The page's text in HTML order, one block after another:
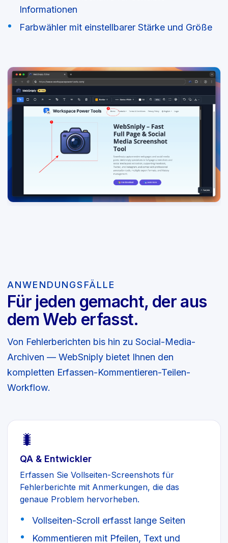
Informationen
Farbwähler mit einstellbarer Stärke und Größe
ANWENDUNGSFÄLLE
Für jeden gemacht, der aus
dem Web erfasst.
Von Fehlerberichten bis hin zu Social-Media-
Archiven — WebSniply bietet Ihnen den
kompletten Erfassen-Kommentieren-Teilen-
Workflow.
🐛
QA & Entwickler
Erfassen Sie Vollseiten-Screenshots für
Fehlerberichte mit Anmerkungen, die das
genaue Problem hervorheben.
Vollseiten-Scroll erfasst lange Seiten
Kommentieren mit Pfeilen, Text und